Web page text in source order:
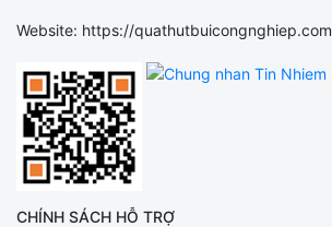
Website: https://quathutbuicongnghiep.com
CHÍNH SÁCH HỖ TRỢ